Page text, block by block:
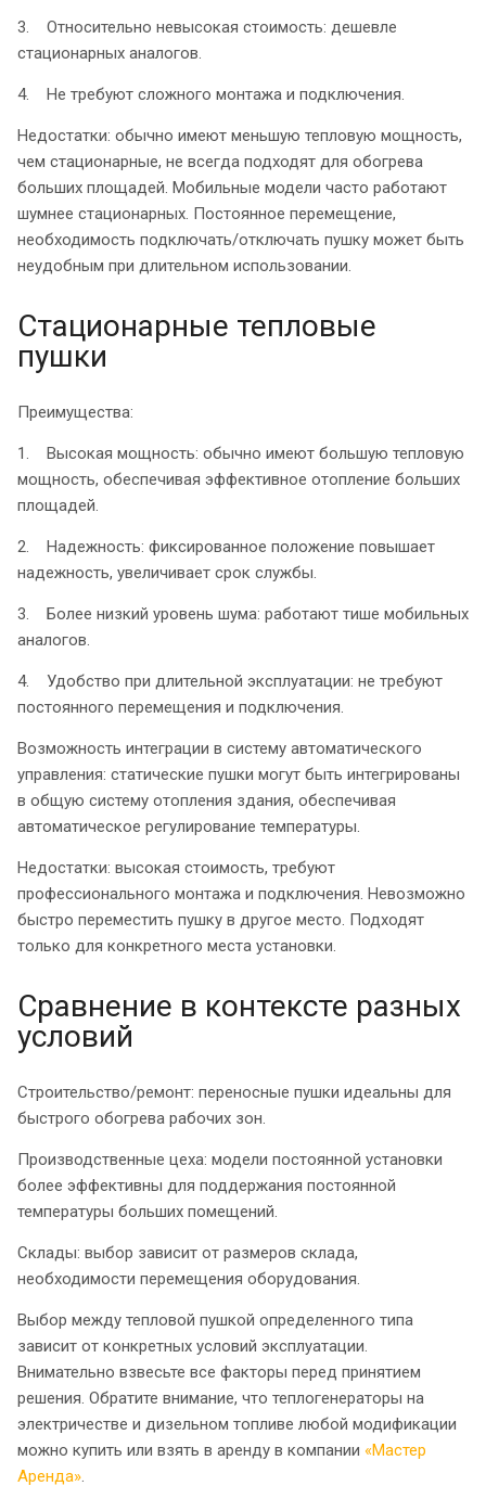
3. Относительно невысокая стоимость: дешевле
стационарных аналогов.
4. Не требуют сложного монтажа и подключения.
Недостатки: обычно имеют меньшую тепловую мощность,
чем стационарные, не всегда подходят для обогрева
больших площадей. Мобильные модели часто работают
шумнее стационарных. Постоянное перемещение,
необходимость подключать/отключать пушку может быть
неудобным при длительном использовании.
Стационарные тепловые
пушки
Преимущества:
1. Высокая мощность: обычно имеют большую тепловую
мощность, обеспечивая эффективное отопление больших
площадей.
2. Надежность: фиксированное положение повышает
надежность, увеличивает срок службы.
3. Более низкий уровень шума: работают тише мобильных
аналогов.
4. Удобство при длительной эксплуатации: не требуют
постоянного перемещения и подключения.
Возможность интеграции в систему автоматического
управления: статические пушки могут быть интегрированы
в общую систему отопления здания, обеспечивая
автоматическое регулирование температуры.
Недостатки: высокая стоимость, требуют
профессионального монтажа и подключения. Невозможно
быстро переместить пушку в другое место. Подходят
только для конкретного места установки.
Сравнение в контексте разных
условий
Строительство/ремонт: переносные пушки идеальны для
быстрого обогрева рабочих зон.
Производственные цеха: модели постоянной установки
более эффективны для поддержания постоянной
температуры больших помещений.
Склады: выбор зависит от размеров склада,
необходимости перемещения оборудования.
Выбор между тепловой пушкой определенного типа
зависит от конкретных условий эксплуатации.
Внимательно взвесьте все факторы перед принятием
решения. Обратите внимание, что теплогенераторы на
электричестве и дизельном топливе любой модификации
можно купить или взять в аренду в компании «Мастер
Аренда».